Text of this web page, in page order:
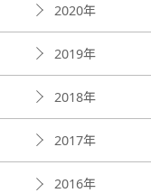
2020年
2019年
2018年
2017年
2016年